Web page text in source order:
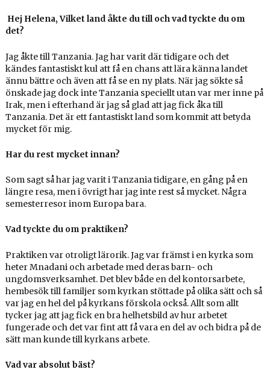
Hej Helena, Vilket land åkte du till och vad tyckte du om
det?
Jag åkte till Tanzania. Jag har varit där tidigare och det
kändes fantastiskt kul att få en chans att lära känna landet
ännu bättre och även att få se en ny plats. När jag sökte så
önskade jag dock inte Tanzania speciellt utan var mer inne på
Irak, men i efterhand är jag så glad att jag fick åka till
Tanzania. Det är ett fantastiskt land som kommit att betyda
mycket för mig.
Har du rest mycket innan?
Som sagt så har jag varit i Tanzania tidigare, en gång på en
längre resa, men i övrigt har jag inte rest så mycket. Några
semesterresor inom Europa bara.
Vad tyckte du om praktiken?
Praktiken var otroligt lärorik. Jag var främst i en kyrka som
heter Mnadani och arbetade med deras barn- och
ungdomsverksamhet. Det blev både en del kontorsarbete,
hembesök till familjer som kyrkan stöttade på olika sätt och så
var jag en hel del på kyrkans förskola också. Allt som allt
tycker jag att jag fick en bra helhetsbild av hur arbetet
fungerade och det var fint att få vara en del av och bidra på de
sätt man kunde till kyrkans arbete.
Vad var absolut bäst?